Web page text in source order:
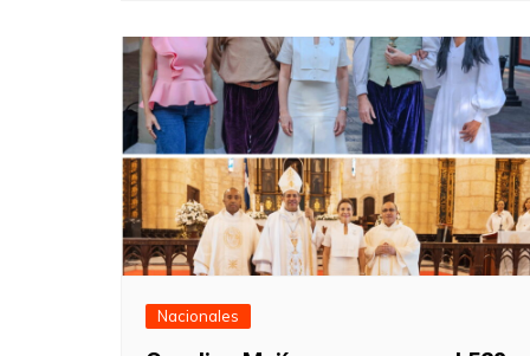
Nacionales